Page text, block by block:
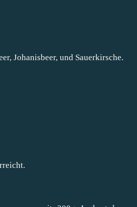
Johanisbeer, und Sauerkirsche.